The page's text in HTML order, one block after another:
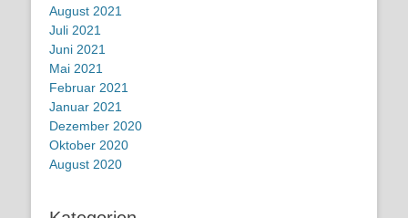
August 2021
Juli 2021
Juni 2021
Mai 2021
Februar 2021
Januar 2021
Dezember 2020
Oktober 2020
August 2020